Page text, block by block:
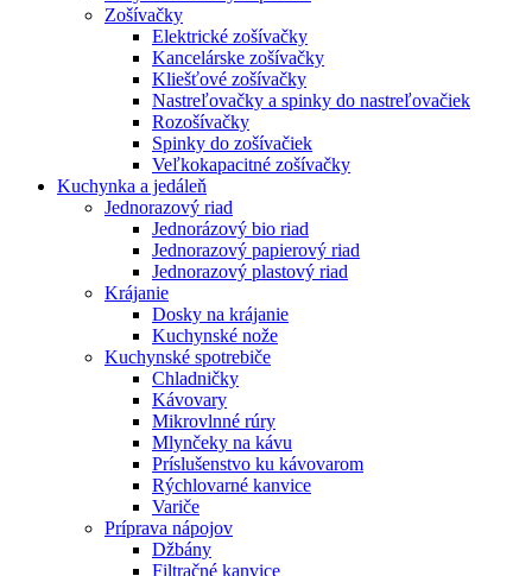
Zošívačky
Elektrické zošívačky
Kancelárske zošívačky
Kliešťové zošívačky
Nastreľovačky a spinky do nastreľovačiek
Rozošívačky
Spinky do zošívačiek
Veľkokapacitné zošívačky
Kuchynka a jedáleň
Jednorazový riad
Jednorázový bio riad
Jednorazový papierový riad
Jednorazový plastový riad
Krájanie
Dosky na krájanie
Kuchynské nože
Kuchynské spotrebiče
Chladničky
Kávovary
Mikrovlnné rúry
Mlynčeky na kávu
Príslušenstvo ku kávovarom
Rýchlovarné kanvice
Variče
Príprava nápojov
Džbány
Filtračné kanvice